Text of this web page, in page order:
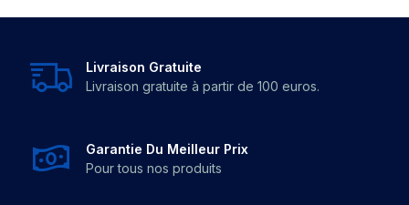
Livraison Gratuite
Livraison gratuite à partir de 100 euros.
Garantie Du Meilleur Prix
Pour tous nos produits